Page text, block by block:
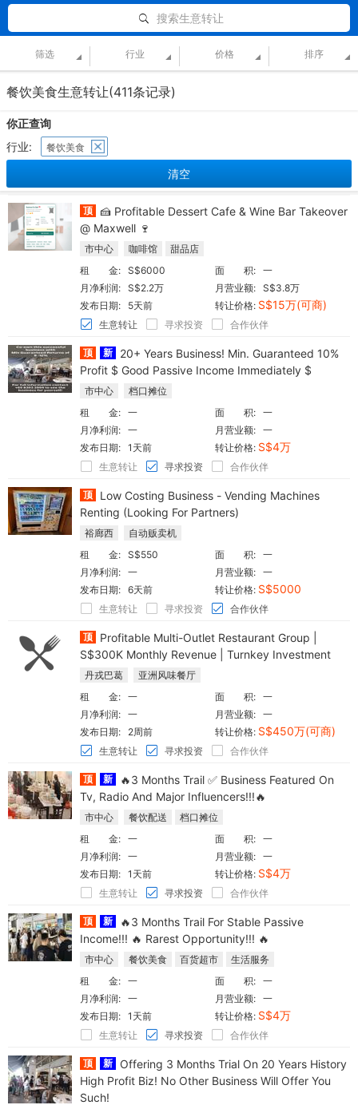
搜索生意转让
筛选 行业 价格 排序
餐饮美食生意转让(411条记录)
你正查询
行业:
餐饮美食
清空
顶 🍰 Profitable Dessert Cafe & Wine Bar Takeover
@ Maxwell 🍷
市中心 咖啡馆
甜品店
面 积: 一
租 金: S$6000
月营业额: S$3.8万
月净利润: S$2.2万
转让价格: S$15万(可商)
发布日期:
5天前
生意转让
寻求投资 合作伙伴
顶 新
20+ Years Business! Min. Guaranteed 10%
Profit $ Good Passive Income Immediately $
市中心
档口摊位
面 积: 一
租 金: 一
月营业额: 一
月净利润: 一
转让价格: S$4万
发布日期: 1天前
生意转让
寻求投资 合作伙伴
顶
Low Costing Business - Vending Machines
Renting (Looking For Partners)
裕廊西
自动贩卖机
面 积: 一
租 金: S$550
月营业额: 一
月净利润: 一
转让价格: S$5000
发布日期: 6天前
生意转让
寻求投资 合作伙伴
顶
Profitable Multi-Outlet Restaurant Group |
S$300K Monthly Revenue | Turnkey Investment
丹戎巴葛
亚洲风味餐厅
面 积: 一
租 金: 一
月营业额: 一
月净利润: 一
转让价格: S$450万(可商)
发布日期:
2周前
生意转让
寻求投资 合作伙伴
顶 新
🔥3 Months Trail ✅ Business Featured On
Tv, Radio And Major Influencers!!!🔥
市中心 餐饮配送
档口摊位
面 积: 一
租 金: 一
月营业额: 一
月净利润: 一
转让价格: S$4万
发布日期: 1天前
生意转让
寻求投资 合作伙伴
顶 新
🔥3 Months Trail For Stable Passive
Income!!! 🔥 Rarest Opportunity!!! 🔥
市中心 餐饮美食 百货超市
生活服务
面 积: 一
租 金: 一
月营业额: 一
月净利润: 一
转让价格: S$4万
发布日期: 1天前
生意转让
寻求投资 合作伙伴
顶 新
Offering 3 Months Trial On 20 Years History
High Profit Biz! No Other Business Will Offer You
Such!